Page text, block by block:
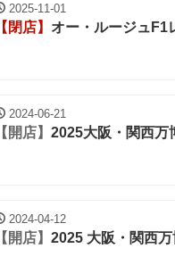
2025-11-01
【閉店】 オー・ルージュF1
2024-06-21
【開店】 2025大阪・関西万
2024-04-12
【開店】 2025 大阪・関西